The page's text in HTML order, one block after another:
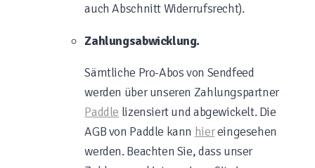
auch Abschnitt Widerrufsrecht).
Zahlungsabwicklung.
Sämtliche Pro-Abos von Sendfeed
werden über unseren Zahlungspartner
Paddle lizensiert und abgewickelt. Die
AGB von Paddle kann hiereingesehen
werden. Beachten Sie, dass unser